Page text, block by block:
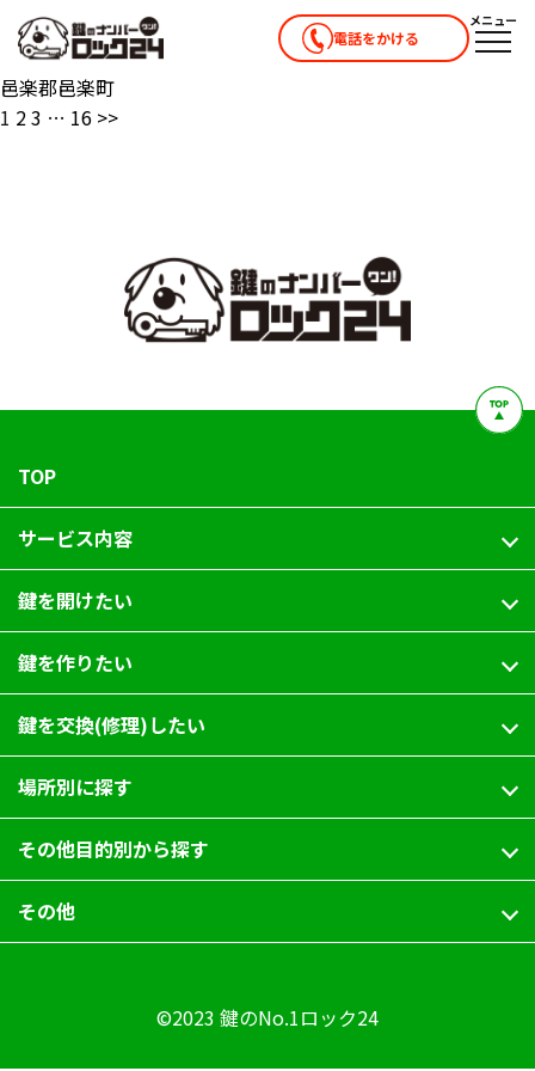
電話をかける
メニュー
メニ
邑楽郡邑楽町
1 23 … 16 >>
TOP
サービス内容
鍵を開けたい
鍵を作りたい
鍵を交換(修理)したい
場所別に探す
その他目的別から探す
その他
©2023 鍵のNo.1ロック24